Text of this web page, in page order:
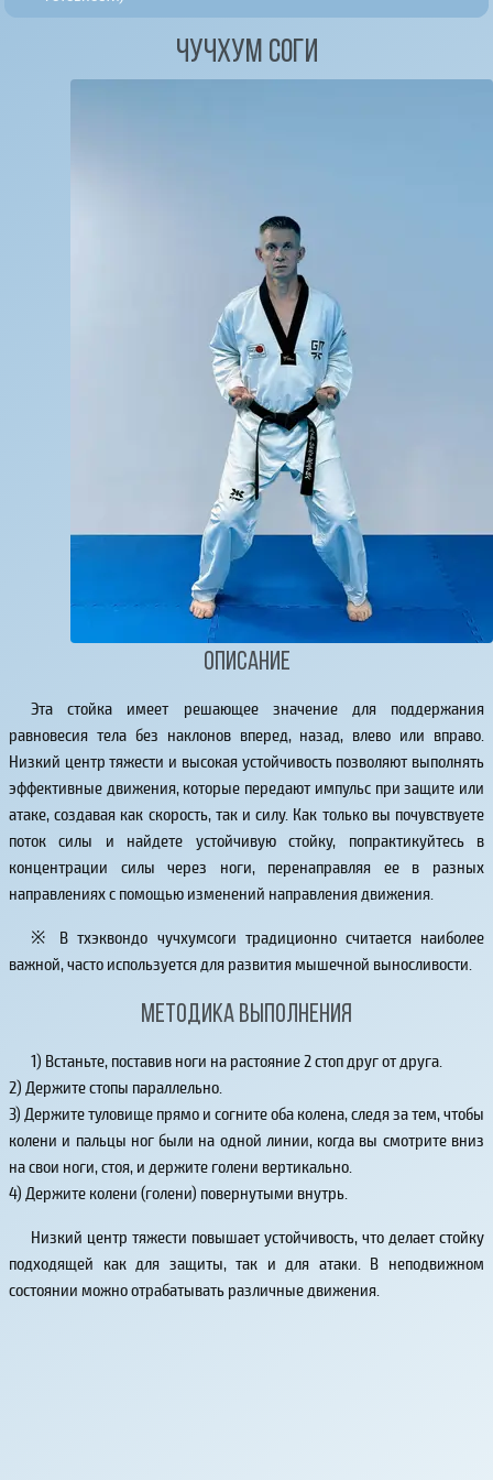
Чучхум соги
Описание
Эта стойка имеет решающее значение для поддержания
равновесия тела без наклонов вперед, назад, влево или вправо.
Низкий центр тяжести и высокая устойчивость позволяют выполнять
эффективные движения, которые передают импульс при защите или
атаке, создавая как скорость, так и силу. Как только вы почувствуете
поток силы и найдете устойчивую стойку, попрактикуйтесь в
концентрации силы через ноги, перенаправляя ее в разных
направлениях с помощью изменений направления движения.
※ В тхэквондо чучхумсоги традиционно считается наиболее
важной, часто используется для развития мышечной выносливости.
Методика выполнения
1) Встаньте, поставив ноги на растояние 2 стоп друг от друга.
2) Держите стопы параллельно.
3) Держите туловище прямо и согните оба колена, следя за тем, чтобы
колени и пальцы ног были на одной линии, когда вы смотрите вниз
на свои ноги, стоя, и держите голени вертикально.
4) Держите колени (голени) повернутыми внутрь.
Низкий центр тяжести повышает устойчивость, что делает стойку
подходящей как для защиты, так и для атаки. В неподвижном
состоянии можно отрабатывать различные движения.